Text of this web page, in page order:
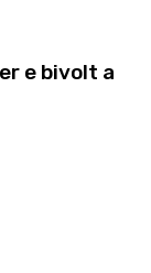
e bivolt a